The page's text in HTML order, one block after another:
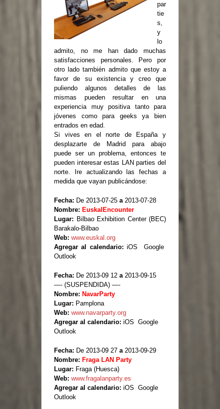
par
tie
s,
y
lo
admito, no me han dado muchas
satisfacciones personales. Pero por
otro lado también admito que estoy a
favor de su existencia y creo que
puliendo algunos detalles de las
mismas pueden resultar en una
experiencia muy positiva tanto para
jóvenes como para geeks ya bien
entrados en edad.
Si vives en el norte de España y
desplazarte de Madrid para abajo
puede ser un problema, entonces te
pueden interesar estas LAN parties del
norte. Ire actualizando las fechas a
medida que vayan publicándose:
Fecha: De 2013-07-25 a2013-07-28
Nombre: EuskalEncounter
Lugar: Bilbao Exhibition Center (BEC)
Barakalo-Bilbao
Web: www.euskal.org
Agregar al calendario: iOS Google
Outlook
Fecha: De 2013-09 12 a2013-09-15
—- (SUSPENDIDA) —-
Nombre: NavarParty
Lugar: Pamplona
Web: www.navarparty.org
Agregar al calendario: iOS Google
Outlook
Fecha: De 2013-09 27 a2013-09-29
Nombre: Fraga LAN Party
Lugar: Fraga (Huesca)
Web: www.fragalanparty.es
Agregar al calendario: iOS Google
Outlook